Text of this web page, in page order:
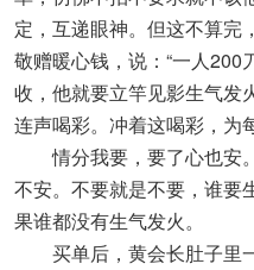
定，互递眼神。但这不算完
敬赠暖心钱，说：“一人200
收，他就要立竿见影生气发
连声喝彩。冲着这喝彩，为
情分我要，要了心也安
不安。不要就是不要，谁要
果谁都没有生气发火。
买单后，黄会长肚子里